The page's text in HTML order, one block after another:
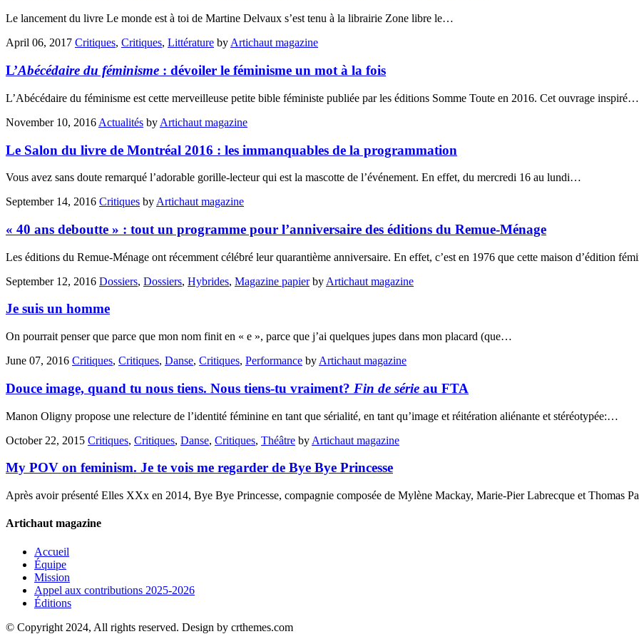
Le lancement du livre Le monde est à toi de Martine Delvaux s’est tenu à la librairie Zone libre le…
April 06, 2017 Critiques, Critiques, Littérature by Artichaut magazine
L’Abécédaire du féminisme : dévoiler le féminisme un mot à la fois
L’Abécédaire du féminisme est cette merveilleuse petite bible féministe publiée par les éditions Somme Toute en 2016. Cet ouvrage inspiré…
November 10, 2016 Actualités by Artichaut magazine
Le Salon du livre de Montréal 2016 : les immanquables de la programmation
Vous avez sans doute remarqué l’adorable gorille-lecteur qui est la mascotte de l’événement. En effet, du mercredi 16 au lundi…
September 14, 2016 Critiques by Artichaut magazine
« 40 ans deboutte » : tout un programme pour l’anniversaire des éditions du Remue-Ménage
Les éditions du Remue-Ménage ont récemment célébré leur quarantième anniversaire. En effet, c’est en 1976 que cette maison d’édition
September 12, 2016 Dossiers, Dossiers, Hybrides, Magazine papier by Artichaut magazine
Je suis un homme
On pourrait penser que parce que mon nom finit en « e », parce que j’ai quelques jupes dans mon placard (que…
June 07, 2016 Critiques, Critiques, Danse, Critiques, Performance by Artichaut magazine
Douce image, quand tu nous tiens. Nous tiens-tu vraiment? Fin de série au FTA
Manon Oligny propose une relecture de l’identité féminine en tant que sérialité, en tant qu’image et réitération aliénante et stéréotypée:…
October 22, 2015 Critiques, Critiques, Danse, Critiques, Théâtre by Artichaut magazine
My POV on feminism. Je te vois me regarder de Bye Bye Princesse
Après avoir présenté Elles XXx en 2014, Bye Bye Princesse, compagnie composée de Mylène Mackay, Marie-Pier Labrecque et Thomas
Artichaut magazine
Accueil
Équipe
Mission
Appel aux contributions 2025-2026
Éditions
© Copyright 2024, All rights reserved. Design by crthemes.com